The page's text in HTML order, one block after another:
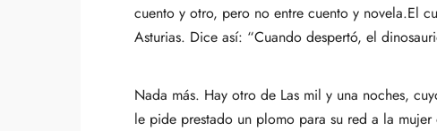
cuento y otro, pero no entre cuento y novela.El
Asturias. Dice así: “Cuando despertó, el
Nada más. Hay otro de Las mil y una noches,
le pide prestado un plomo para su red a la